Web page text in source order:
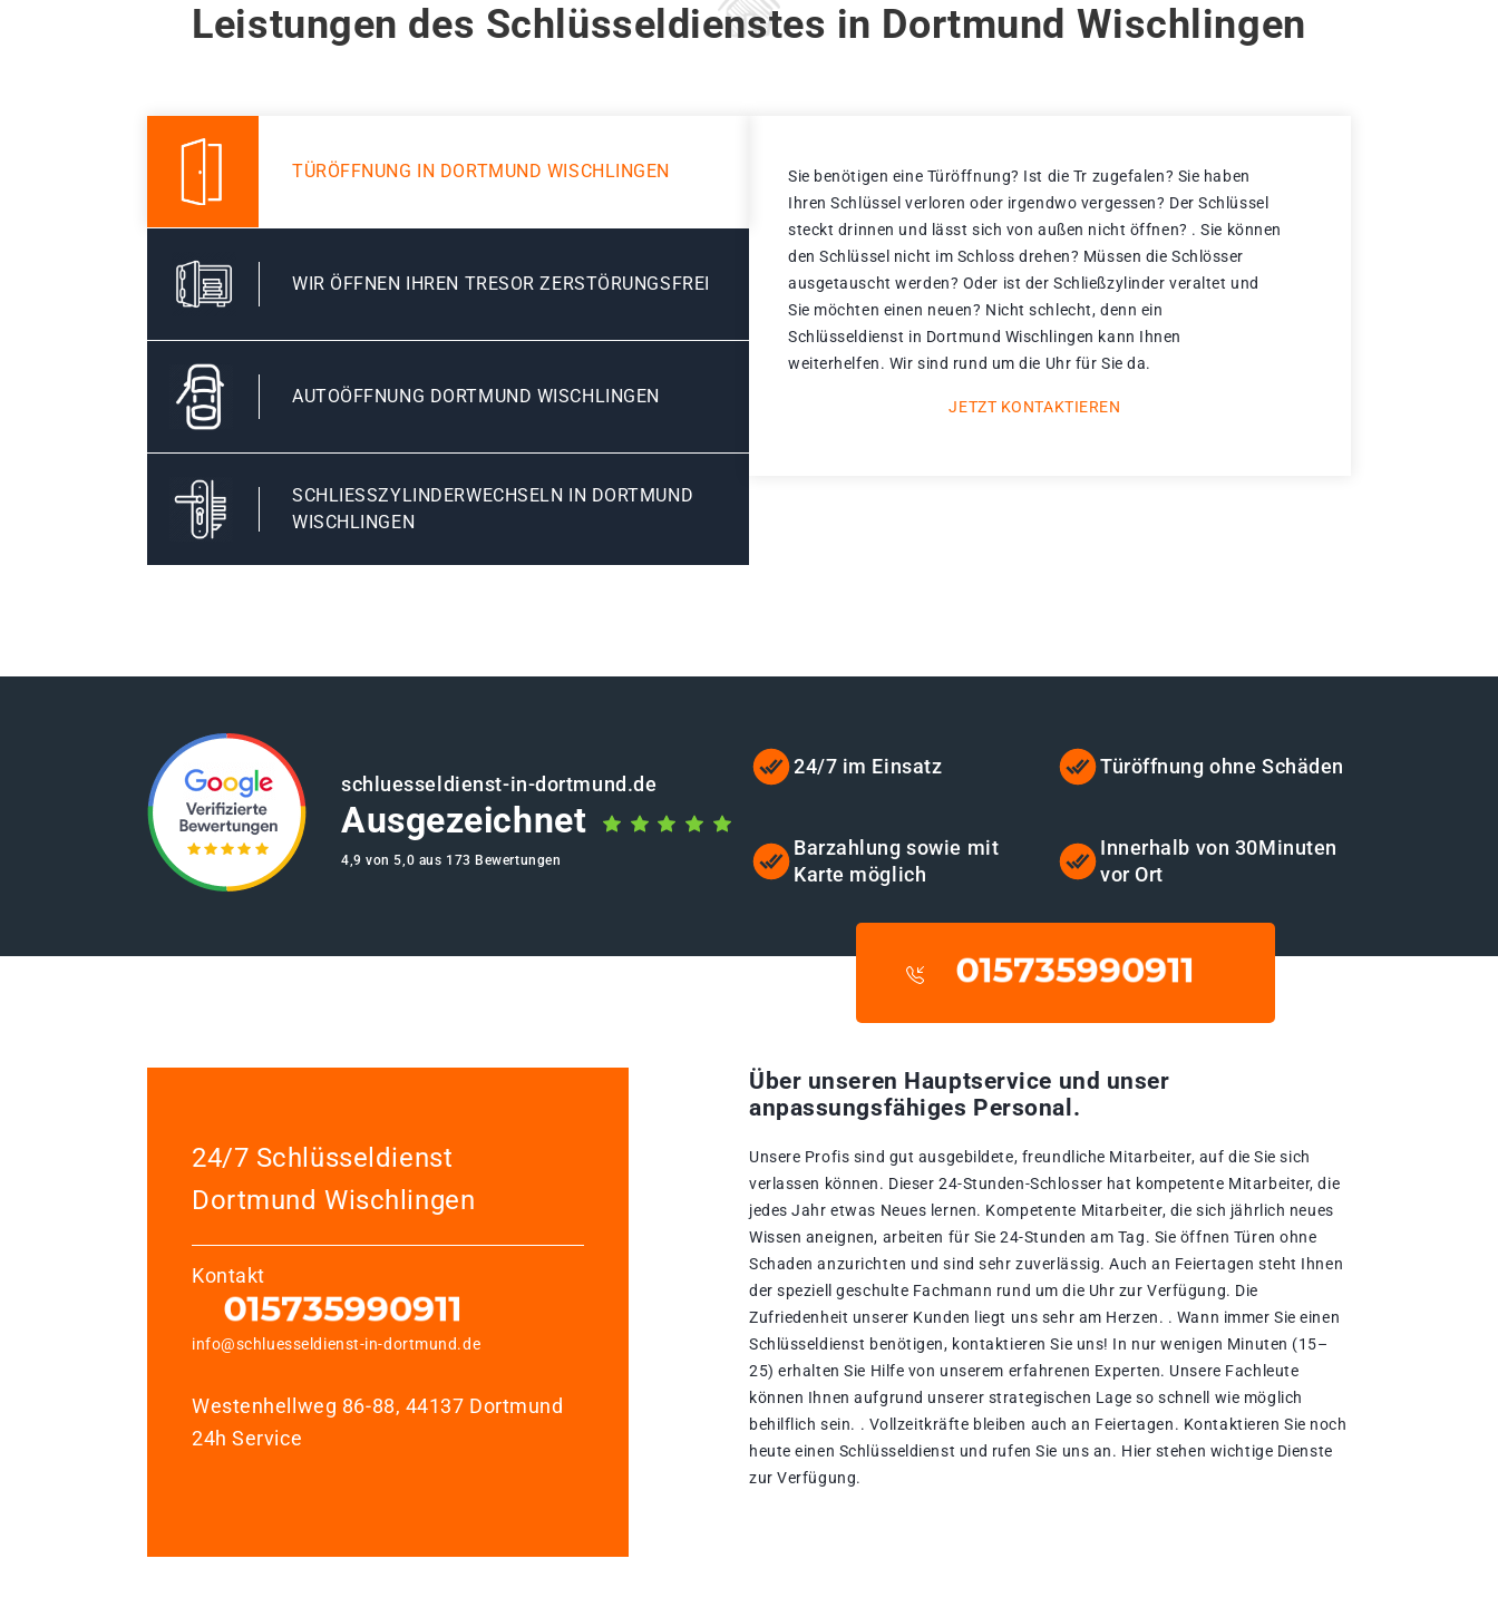
Leistungen des Schlüsseldienstes in Dortmund Wischlingen
TÜRÖFFNUNG IN DORTMUND WISCHLINGEN
WIR ÖFFNEN IHREN TRESOR ZERSTÖRUNGSFREI
AUTOÖFFNUNG DORTMUND WISCHLINGEN
SCHLIESSZYLINDERWECHSELN IN DORTMUND W
ISCHLINGEN
Sie benötigen eine Türöffnung? Ist die Tr zugefalen? Sie haben
Ihren Schlüssel verloren oder irgendwo vergessen? Der Schlüssel
steckt drinnen und lässt sich von außen nicht öffnen? . Sie können
den Schlüssel nicht im Schloss drehen? Müssen die Schlösser
ausgetauscht werden? Oder ist der Schließzylinder veraltet und
Sie möchten einen neuen? Nicht schlecht, denn ein
Schlüsseldienst in Dortmund Wischlingen kann Ihnen
weiterhelfen. Wir sind rund um die Uhr für Sie da.
JETZT KONTAKTIEREN
schluesseldienst-in-dortmund.de
Ausgezeichnet
4,9 von 5,0 aus 173 Bewertungen
24/7 im Einsatz Türöffnung ohne Schäden
Barzahlung sowie mit
Karte möglich
Innerhalb von 30Minuten
vor Ort
24/7 Schlüsseldienst
Dortmund Wischlingen
Kontakt
info@schluesseldienst-in-dortmund.de
Westenhellweg 86-88, 44137 Dortmund
24h Service
Über unseren Hauptservice und unser
anpassungsfähiges Personal.
Unsere Profis sind gut ausgebildete, freundliche Mitarbeiter, auf die Sie sich
verlassen können. Dieser 24-Stunden-Schlosser hat kompetente Mitarbeiter, die
jedes Jahr etwas Neues lernen. Kompetente Mitarbeiter, die sich jährlich neues
Wissen aneignen, arbeiten für Sie 24-Stunden am Tag. Sie öffnen Türen ohne
Schaden anzurichten und sind sehr zuverlässig. Auch an Feiertagen steht Ihnen
der speziell geschulte Fachmann rund um die Uhr zur Verfügung. Die
Zufriedenheit unserer Kunden liegt uns sehr am Herzen. . Wann immer Sie einen
Schlüsseldienst benötigen, kontaktieren Sie uns! In nur wenigen Minuten (15–
25) erhalten Sie Hilfe von unserem erfahrenen Experten. Unsere Fachleute
können Ihnen aufgrund unserer strategischen Lage so schnell wie möglich
behilflich sein. . Vollzeitkräfte bleiben auch an Feiertagen. Kontaktieren Sie noch
heute einen Schlüsseldienst und rufen Sie uns an. Hier stehen wichtige Dienste
zur Verfügung.